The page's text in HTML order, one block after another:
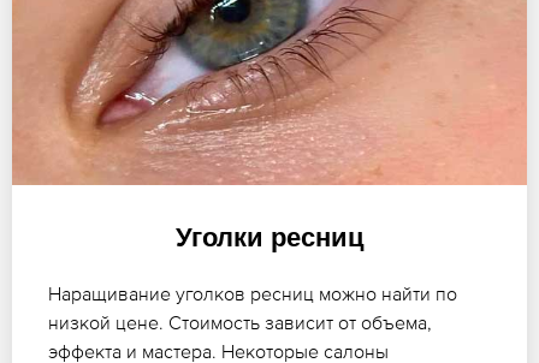
Уголки ресниц
Наращивание уголков ресниц можно найти по
низкой цене. Стоимость зависит от объема,
эффекта и мастера. Некоторые салоны